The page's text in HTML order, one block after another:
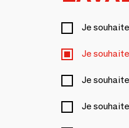
Je
Je
Je
Je